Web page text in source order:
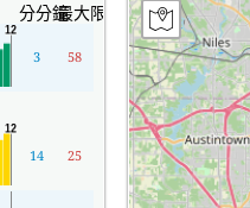
分分鐘最大限度
3 58
14 25